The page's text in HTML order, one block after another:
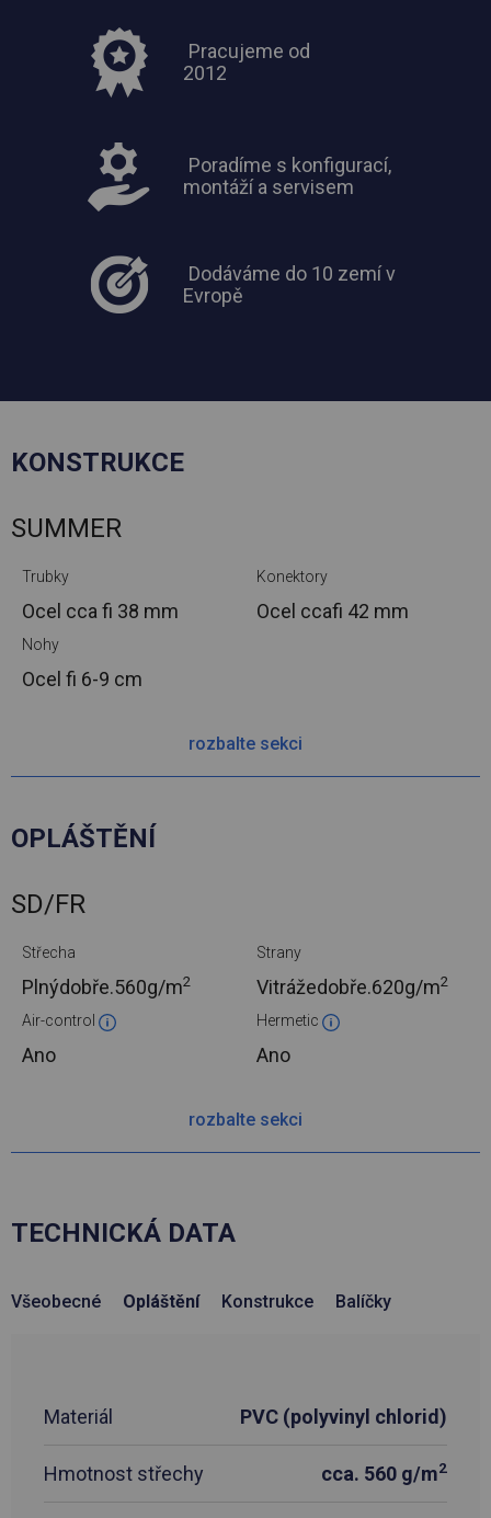
Pracujeme od
2012
Poradíme s konfigurací,
montáží a servisem
Dodáváme do 10 zemí v
Evropě
KONSTRUKCE
SUMMER
Trubky
Ocel ccafi 38 mm
Konektory
Ocel ccafi 42 mm
Nohy
Ocel fi 6-9 cm
rozbalte sekci
OPLÁŠTĚNÍ
SD/FR
Střecha
Plnýdobře.560g/m2
Strany
Vitrážedobře.620g/m2
Air-control
Ano
Hermetic
Ano
rozbalte sekci
TECHNICKÁ DATA
Všeobecné Opláštění Konstrukce Balíčky
Materiál PVC (polyvinyl chlorid)
Hmotnost střechy cca. 560 g/m2